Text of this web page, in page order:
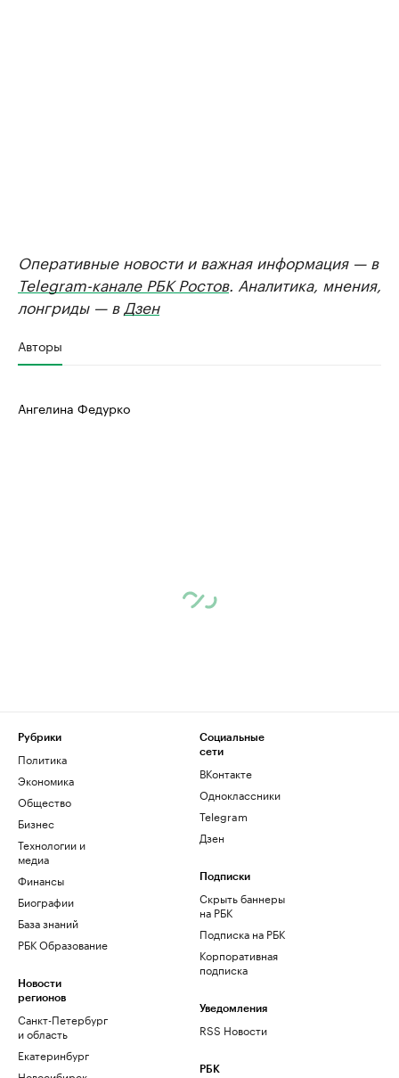
Оперативные новости и важная информация — в
Telegram-канале РБК Ростов. Аналитика, мнения,
лонгриды — в Дзен
Авторы
Ангелина Федурко
Рубрики
Политика
Экономика
Общество
Бизнес
Технологии и
медиа
Финансы
Биографии
База знаний
РБК Образование
Новости
регионов
Санкт-Петербург
и область
Екатеринбург
Социальные
сети
ВКонтакте
Одноклассники
Telegram
Дзен
Подписки
Скрыть баннеры
на РБК
Подписка на РБК
Корпоративная
подписка
Уведомления
RSS Новости
РБК